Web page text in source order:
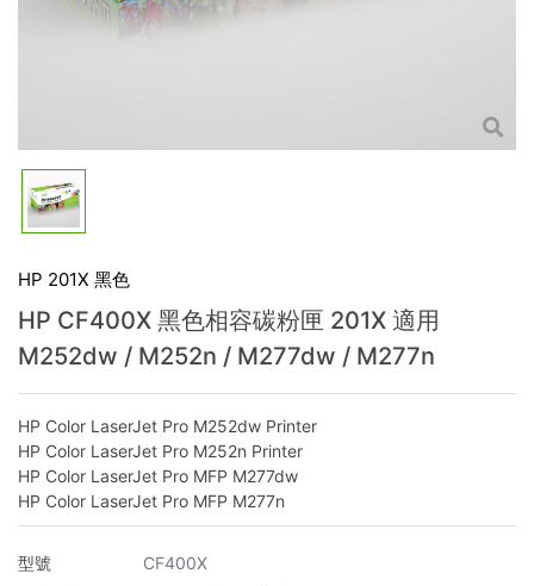
HP 201X 黑色
HP CF400X 黑色相容碳粉匣 201X 適用
M252dw / M252n / M277dw / M277n
HP Color LaserJet Pro M252dw Printer
HP Color LaserJet Pro M252n Printer
HP Color LaserJet Pro MFP M277dw
HP Color LaserJet Pro MFP M277n
型號
CF400X